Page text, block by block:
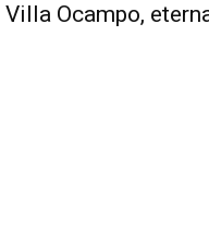
Villa Ocampo,